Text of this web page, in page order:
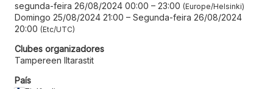
segunda-feira 26/08/2024 00:00 – 23:00 Europe/Helsinki
Domingo 25/08/2024 21:00 – Segunda-feira 26/08/2024
20:00 Etc/UTC
Clubes organizadores
Tampereen Iltarastit
País